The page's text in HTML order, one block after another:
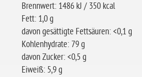
Brennwert: 1486 kJ / 350 kcal
Fett: 1,0 g
davon gesättigte Fettsäuren: <0,1 g
Kohlenhydrate: 79 g
davon Zucker: <0,5 g
Eiweiß: 5,9 g